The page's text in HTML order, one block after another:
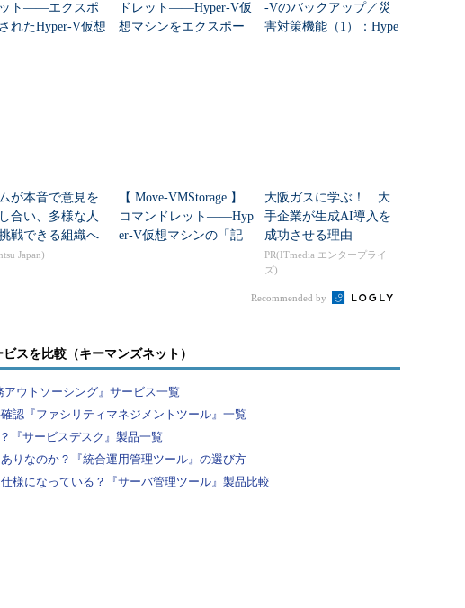
ット――エクスポ
れたHyper-V仮想
ドレット――Hyper-V仮
想マシンをエクスポー
-Vのバックアップ／災
害対策機能（1）：Hype
が本音で意見を
合い、多様な人
戦できる組織へ
Japan)
【 Move-VMStorage 】
コマンドレット――Hyp
er-V仮想マシンの「記
大阪ガスに学ぶ！ 大
手企業が生成AI導入を
成功させる理由
PR(ITmedia エンタープライ
ズ)
Recommended by
スを比較（キーマンズネット）
ウトソーシング』サービス一覧
認『ファシリティマネジメントツール』一覧
『サービスデスク』製品一覧
りなのか？『統合運用管理ツール』の選び方
様になっている？『サーバ管理ツール』製品比較